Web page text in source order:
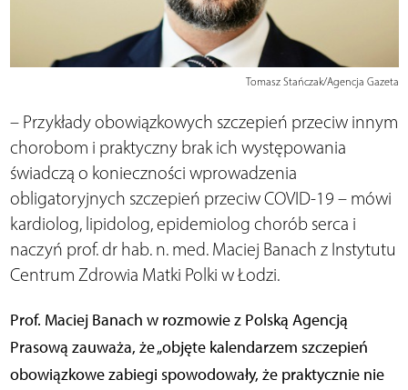
Tomasz Stańczak/Agencja Gazeta
– Przykłady obowiązkowych szczepień przeciw innym
chorobom i praktyczny brak ich występowania
świadczą o konieczności wprowadzenia
obligatoryjnych szczepień przeciw COVID-19 – mówi
kardiolog, lipidolog, epidemiolog chorób serca i
naczyń prof. dr hab. n. med. Maciej Banach z Instytutu
Centrum Zdrowia Matki Polki w Łodzi.
Prof. Maciej Banach w rozmowie z Polską Agencją
Prasową zauważa, że „objęte kalendarzem szczepień
obowiązkowe zabiegi spowodowały, że praktycznie nie